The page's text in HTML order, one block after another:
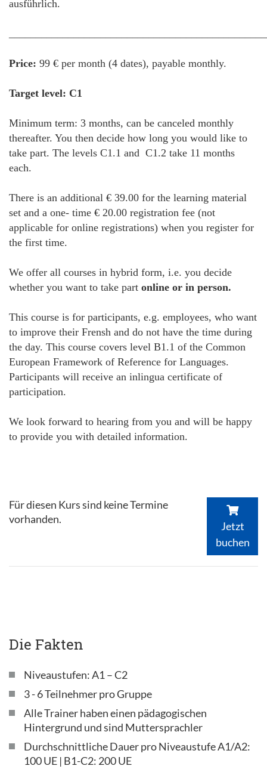
ausführlich.
Price: 99 € per month (4 dates), payable monthly.
Target level: C1
Minimum term: 3 months, can be canceled monthly
thereafter. You then decide how long you would like to
take part. The levels C1.1 and C1.2 take 11 months
each.
There is an additional € 39.00 for the learning material
set and a one- time € 20.00 registration fee (not
applicable for online registrations) when you register for
the first time.
We offer all courses in hybrid form, i.e. you decide
whether you want to take part online or in person.
This course is for participants, e.g. employees, who want
to improve their Frensh and do not have the time during
the day. This course covers level B1.1 of the Common
European Framework of Reference for Languages.
Participants will receive an inlingua certificate of
participation.
We look forward to hearing from you and will be happy
to provide you with detailed information.
Für diesen Kurs sind keine Termine
vorhanden.
Jetzt
buchen
Die Fakten
Niveaustufen: A1 – C2
3 - 6 Teilnehmer pro Gruppe
Alle Trainer haben einen pädagogischen
Hintergrund und sind Muttersprachler
Durchschnittliche Dauer pro Niveaustufe A1/A2:
100 UE | B1-C2: 200 UE